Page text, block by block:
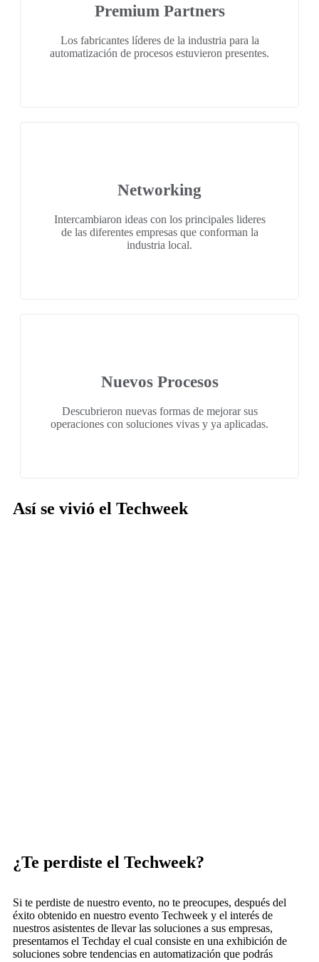
Premium Partners
Los fabricantes líderes de la industria para la
automatización de procesos estuvieron presentes.
Networking
Intercambiaron ideas con los principales lideres
de las diferentes empresas que conforman la
industria local.
Nuevos Procesos
Descubrieron nuevas formas de mejorar sus
operaciones con soluciones vivas y ya aplicadas.
Así se vivió el Techweek
¿Te perdiste el Techweek?
Si te perdiste de nuestro evento, no te preocupes, después del
éxito obtenido en nuestro evento Techweek y el interés de
nuestros asistentes de llevar las soluciones a sus empresas,
presentamos el Techday el cual consiste en una exhibición de
soluciones sobre tendencias en automatización que podrás